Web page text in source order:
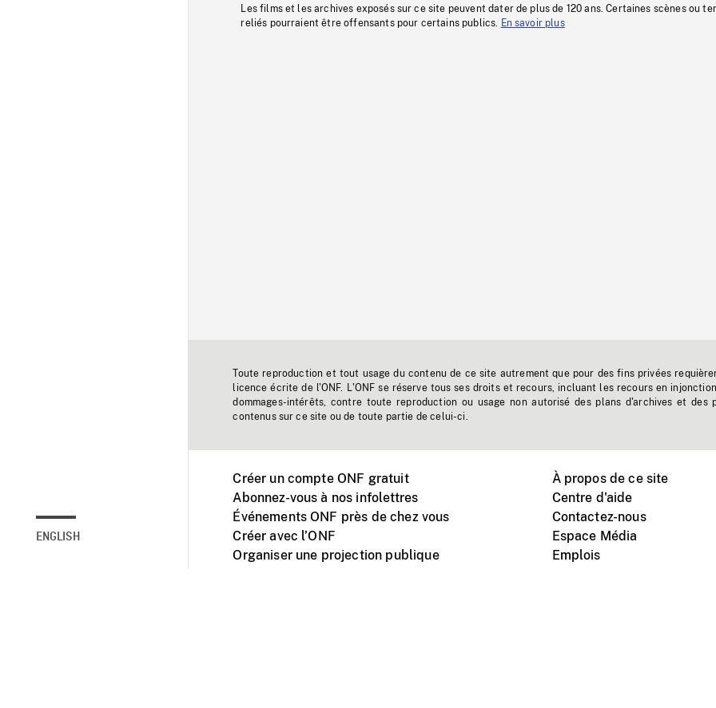
ENGLISH
Les films et les archives exposés sur ce site peuvent dater de plus de 120 ans. Certaines scènes ou
reliés pourraient être offensants pour certains publics.
En savoir plus
Toute reproduction et tout usage du contenu de ce site autrement que pour des fins privées
licence écrite de l'ONF. L'ONF se réserve tous ses droits et recours, incluant les recours en
dommages-intérêts, contre toute reproduction ou usage non autorisé des plans d'archives et des
contenus sur ce site ou de toute partie de celui-ci.
Créer un compte ONF gratuit
Abonnez-vous à nos infolettres
Événements ONF près de chez vous
Créer avec l’ONF
Organiser une projection publique
À propos de ce site
Centre d'aide
Contactez-nous
Espace Média
Emplois